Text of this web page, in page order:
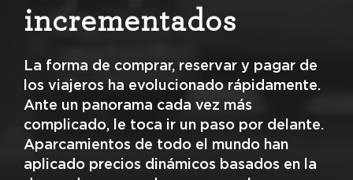
incrementados
La forma de comprar, reservar y pagar de
los viajeros ha evolucionado rápidamente.
Ante un panorama cada vez más
complicado, le toca ir un paso por delante.
Aparcamientos de todo el mundo han
aplicado precios dinámicos basados en la